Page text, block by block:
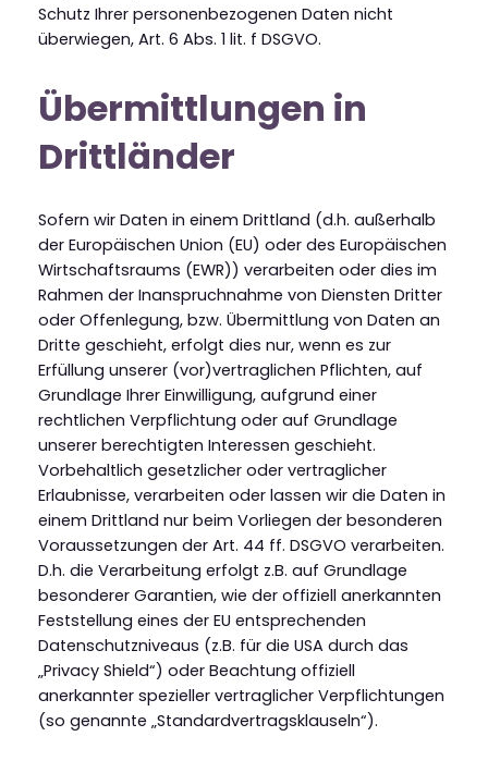
Schutz Ihrer personenbezogenen Daten nicht
überwiegen, Art. 6 Abs. 1 lit. f DSGVO.
Übermittlungen in
Drittländer
Sofern wir Daten in einem Drittland (d.h. außerhalb
der Europäischen Union (EU) oder des Europäischen
Wirtschaftsraums (EWR)) verarbeiten oder dies im
Rahmen der Inanspruchnahme von Diensten Dritter
oder Offenlegung, bzw. Übermittlung von Daten an
Dritte geschieht, erfolgt dies nur, wenn es zur
Erfüllung unserer (vor)vertraglichen Pflichten, auf
Grundlage Ihrer Einwilligung, aufgrund einer
rechtlichen Verpflichtung oder auf Grundlage
unserer berechtigten Interessen geschieht.
Vorbehaltlich gesetzlicher oder vertraglicher
Erlaubnisse, verarbeiten oder lassen wir die Daten in
einem Drittland nur beim Vorliegen der besonderen
Voraussetzungen der Art. 44 ff. DSGVO verarbeiten.
D.h. die Verarbeitung erfolgt z.B. auf Grundlage
besonderer Garantien, wie der offiziell anerkannten
Feststellung eines der EU entsprechenden
Datenschutzniveaus (z.B. für die USA durch das
„Privacy Shield“) oder Beachtung offiziell
anerkannter spezieller vertraglicher Verpflichtungen
(so genannte „Standardvertragsklauseln“).